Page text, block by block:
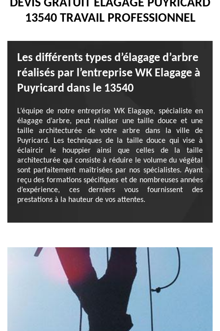
DEVIS GRATUIT ÉLAGAGE PUYRICARD
13540 TRAVAIL PROFESSIONNEL
Les différents types d’élagage d’arbre
réalisés par l’entreprise WK Elagage à
Puyricard dans le 13540
L’équipe de notre entreprise WK Elagage, spécialiste en
élagage d’arbre, peut réaliser une taille douce et une
taille architecturée de votre arbre dans la ville de
Puyricard. Les techniques de la taille douce qui vise à
éclaircir le houppier ainsi que celles de la taille
architecturée qui consiste à réduire le volume du végétal
sont parfaitement maîtrisées par nos spécialistes. Ayant
reçu des formations spécifiques et de nombreuses années
d’expérience, ces derniers vous fournissent des
prestations à la hauteur de vos attentes.